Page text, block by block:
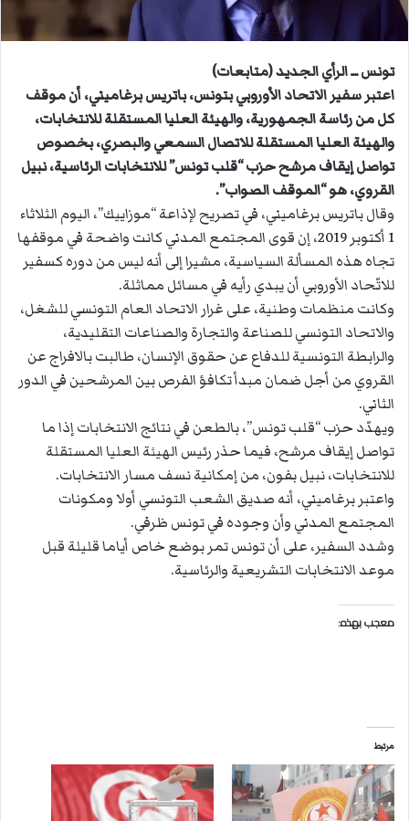
ك
ت
ا
تونس ــ الرأي الجديد (متابعات)
اعتبر سفير الاتحاد الأوروبي بتونس، باتريس برغاميني، أن موقف
كل من رئاسة الجمهورية، والهيئة العليا المستقلة للانتخابات،
والهيئة العليا المستقلة للاتصال السمعي والبصري، بخصوص
تواصل إيقاف مرشح حزب “قلب تونس” للانتخابات الرئاسية، نبيل
القروي، هو “الموقف الصواب”.
وقال باتريس برغاميني، في تصريح لإذاعة “موزاييك”، اليوم الثلاثاء
1 أكتوبر 2019، إن قوى المجتمع المدني كانت واضحة في موقفها
تجاه هذه المسألة السياسية، مشيرا إلى أنه ليس من دوره كسفير
للاتّحاد الأوروبي أن يبدي رأيه في مسائل مماثلة.
وكانت منظمات وطنية، على غرار الاتحاد العام التونسي للشغل،
والاتحاد التونسي للصناعة والتجارة والصناعات التقليدية،
والرابطة التونسية للدفاع عن حقوق الإنسان، طالبت بالافراج عن
القروي من أجل ضمان مبدأ تكافؤ الفرص بين المرشحين في الدور
الثاني.
ويهدّد حزب “قلب تونس”، بالطعن في نتائج الانتخابات إذا ما
تواصل إيقاف مرشح، فيما حذر رئيس الهيئة العليا المستقلة
للانتخابات، نبيل بفون، من إمكانية نسف مسار الانتخابات.
واعتبر برغاميني، أنه صديق الشعب التونسي أولا ومكونات
المجتمع المدني وأن وجوده في تونس ظرفي.
وشدد السفير، على أن تونس تمر بوضع خاص أياما قليلة قبل
موعد الانتخابات التشريعية والرئاسية.
معجب بهذه:
مرتبط